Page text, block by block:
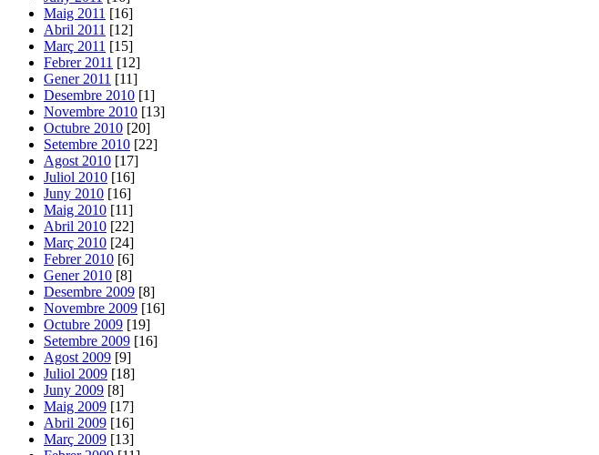
Maig 2011 [16]
Abril 2011 [12]
Març 2011 [15]
Febrer 2011 [12]
Gener 2011 [11]
Desembre 2010 [1]
Novembre 2010 [13]
Octubre 2010 [20]
Setembre 2010 [22]
Agost 2010 [17]
Juliol 2010 [16]
Juny 2010 [16]
Maig 2010 [11]
Abril 2010 [22]
Març 2010 [24]
Febrer 2010 [6]
Gener 2010 [8]
Desembre 2009 [8]
Novembre 2009 [16]
Octubre 2009 [19]
Setembre 2009 [16]
Agost 2009 [9]
Juliol 2009 [18]
Juny 2009 [8]
Maig 2009 [17]
Abril 2009 [16]
Març 2009 [13]